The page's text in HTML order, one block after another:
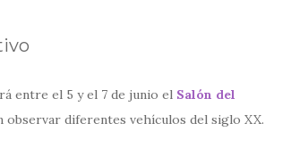
entre el 5 y el 7 de junio el Salón del
observar diferentes vehículos del siglo XX.